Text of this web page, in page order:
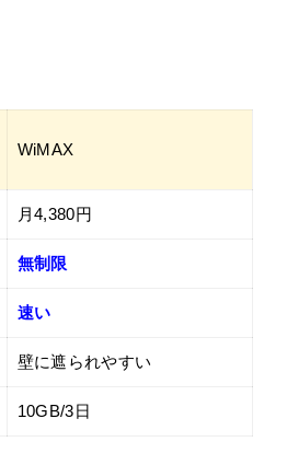
WiMAX
月4,380円
無制限
速い
壁に遮られやすい
10GB/3日